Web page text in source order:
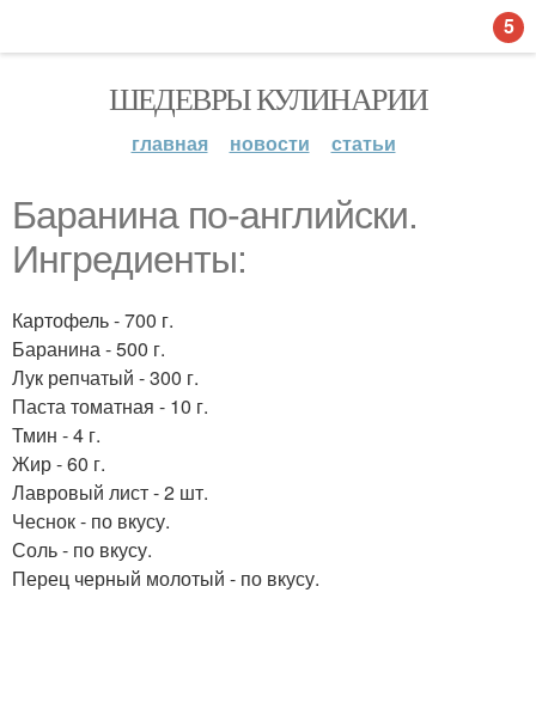
ШЕДЕВРЫ КУЛИНАРИИ
главная новости статьи
Баранина по-английски.
Ингредиенты:
Картофель - 700 г.
Баранина - 500 г.
Лук репчатый - 300 г.
Паста томатная - 10 г.
Тмин - 4 г.
Жир - 60 г.
Лавровый лист - 2 шт.
Чеснок - по вкусу.
Соль - по вкусу.
Перец черный молотый - по вкусу.
5